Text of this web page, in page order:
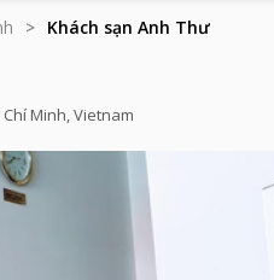
Khách sạn Anh Thư
Minh, Vietnam